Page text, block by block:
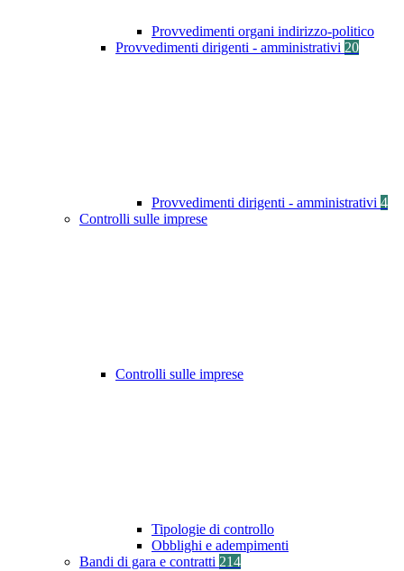
Provvedimenti organi indirizzo-politico
Provvedimenti dirigenti - amministrativi 20
Provvedimenti dirigenti - amministrativi 4
Controlli sulle imprese
Controlli sulle imprese
Tipologie di controllo
Obblighi e adempimenti
Bandi di gara e contratti 214